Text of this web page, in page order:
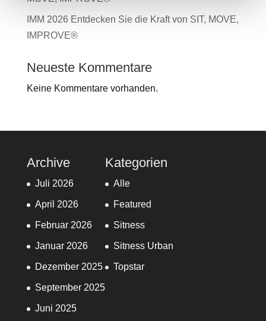
IMM 2026 Entdecken Sie die Kraft von SIT, MOVE,
IMPROVE®
Neueste Kommentare
Keine Kommentare vorhanden.
Archive
Juli 2026
April 2026
Februar 2026
Januar 2026
Dezember 2025
September 2025
Juni 2025
Kategorien
Alle
Featured
Sitness
Sitness Urban
Topstar